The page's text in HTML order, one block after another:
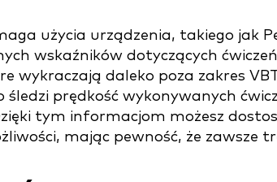
użycia urządzenia, takiego jak
wskaźników dotyczących
wykraczają daleko poza zakres
prędkość wykonywanych
tym informacjom możesz
mając pewność, że zawsze